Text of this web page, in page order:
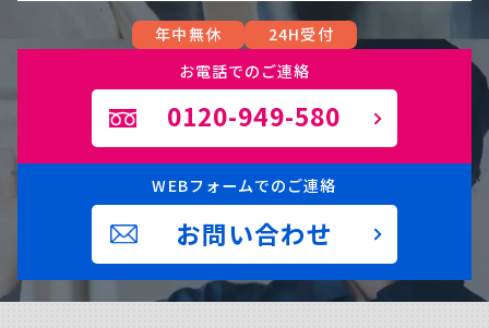
年中無休
24H受付
お電話でのご連絡
0120-949-580
WEBフォームでのご連絡
お問い合わせ